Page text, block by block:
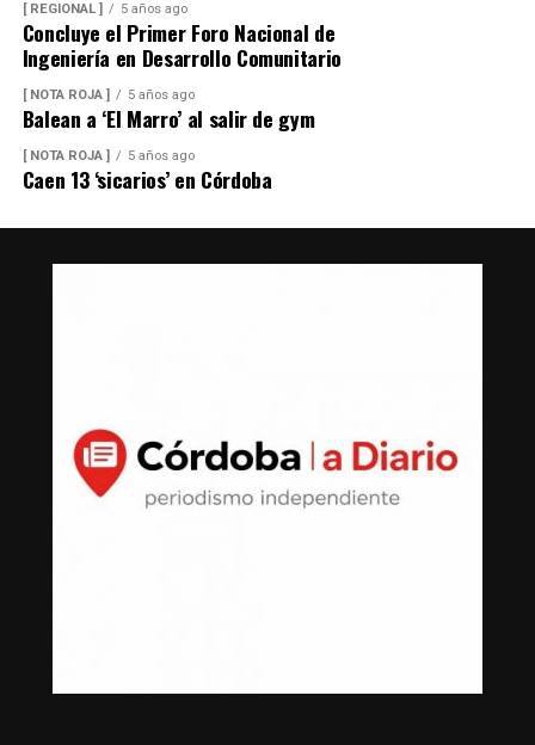
[ REGIONAL ] 5 años ago
Concluye el Primer Foro Nacional de
Ingeniería en Desarrollo Comunitario
[ NOTA ROJA ] 5 años ago
Balean a ‘El Marro’ al salir de gym
[ NOTA ROJA ] 5 años ago
Caen 13 ‘sicarios’ en Córdoba